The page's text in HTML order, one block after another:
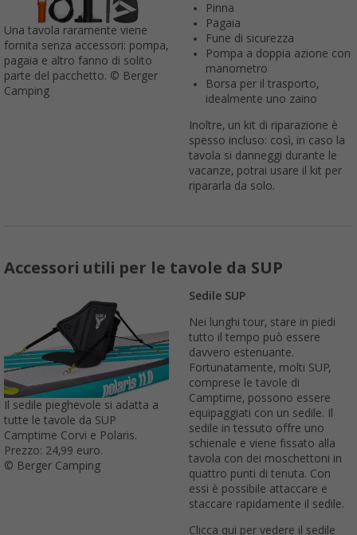
Una tavola raramente viene
fornita senza accessori: pompa,
pagaia e altro fanno di solito
parte del pacchetto. © Berger
Camping
Pinna
Pagaia
Fune di sicurezza
Pompa a doppia azione con
manometro
Borsa per il trasporto,
idealmente uno zaino
Inoltre, un kit di riparazione è
spesso incluso: così, in caso la
tavola si danneggi durante le
vacanze, potrai usare il kit per
ripararla da solo.
Accessori utili per le tavole da SUP
Il sedile pieghevole si adatta a
tutte le tavole da SUP
Camptime Corvi e Polaris.
Prezzo: 24,99 euro.
© Berger Camping
Sedile SUP
Nei lunghi tour, stare in piedi
tutto il tempo può essere
davvero estenuante.
Fortunatamente, molti SUP,
comprese le tavole di
Camptime, possono essere
equipaggiati con un sedile. Il
sedile in tessuto offre uno
schienale e viene fissato alla
tavola con dei moschettoni in
quattro punti di tenuta. Con
essi è possibile attaccare e
staccare rapidamente il sedile.
Clicca qui per vedere il sedile